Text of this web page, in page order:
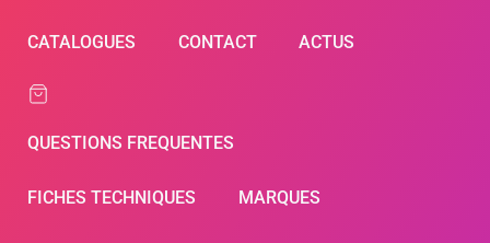
CATALOGUES CONTACT ACTUS
QUESTIONS FREQUENTES
FICHES TECHNIQUES MARQUES